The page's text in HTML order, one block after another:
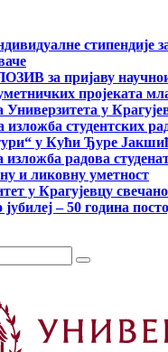
стипендије
за пријаву
пројеката
Универзитета у
изложба студентских
у Кући Ђуре
радова
и ликовну уметност
у Крагујевцу
– 50 година